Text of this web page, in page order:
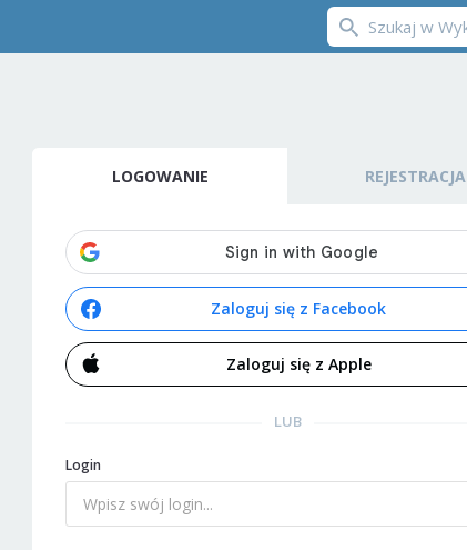
LOGOWANIE REJESTRACJA
Zaloguj się z Facebook
Zaloguj się z Apple
LUB
Login